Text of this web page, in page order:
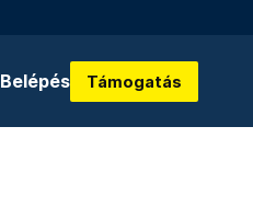
Belépés Támogatás